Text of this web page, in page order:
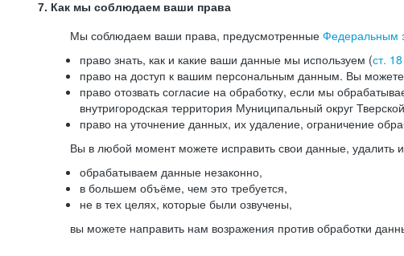
7. Как мы соблюдаем ваши права
Мы соблюдаем ваши права, предусмотренные Федеральным
право знать, как и какие ваши данные мы используем (ст.
право на доступ к вашим персональным данным. Вы
право отозвать согласие на обработку, если мы
внутригородская территория Муниципальный округ
право на уточнение данных, их удаление, ограничение
Вы в любой момент можете исправить свои данные, удалить
обрабатываем данные незаконно,
в большем объёме, чем это требуется,
не в тех целях, которые были озвучены,
вы можете направить нам возражения против обработки